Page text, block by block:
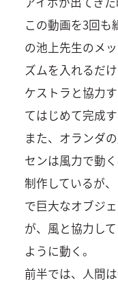
この動画を3回も
の池上先生のメ
ズムを入れるだ
ケストラと協力
てはじめて完成
また、オランダ
センは風力で動
制作しているが
で巨大なオブジ
が、風と協力し
ように動く。
前半では、人間